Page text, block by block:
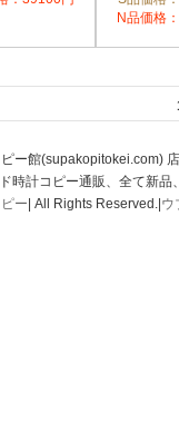
N品価格
ー館(supakopitokei.com)
ド時計コピー通販、全て新
ー | All Rights Reserved.| ウ